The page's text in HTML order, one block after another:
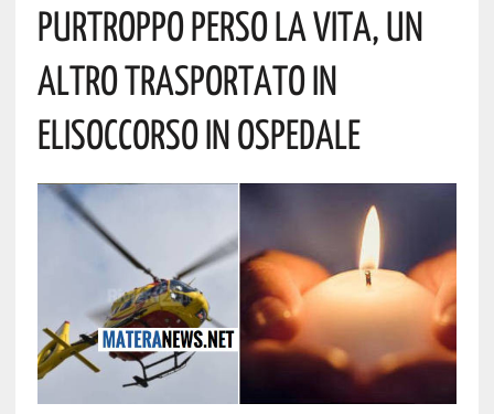
Purtroppo Perso La Vita, Un
Altro Trasportato In
Elisoccorso In Ospedale